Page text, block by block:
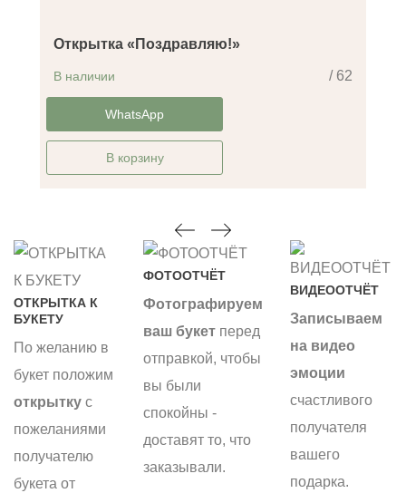
Открытка «Поздравляю!»
/ 62
В наличии
-14%WhatsApp
В корзину
ОТКРЫТКА К
БУКЕТУ
По желанию в
букет положим
открытку с
пожеланиями
получателю
букета от
ФОТООТЧЁТ
Фотографируем
ваш букет перед
отправкой, чтобы
вы были
спокойны -
доставят то, что
заказывали.
ВИДЕООТЧЁТ
Записываем
на видео
эмоции
счастливого
получателя
вашего
подарка.